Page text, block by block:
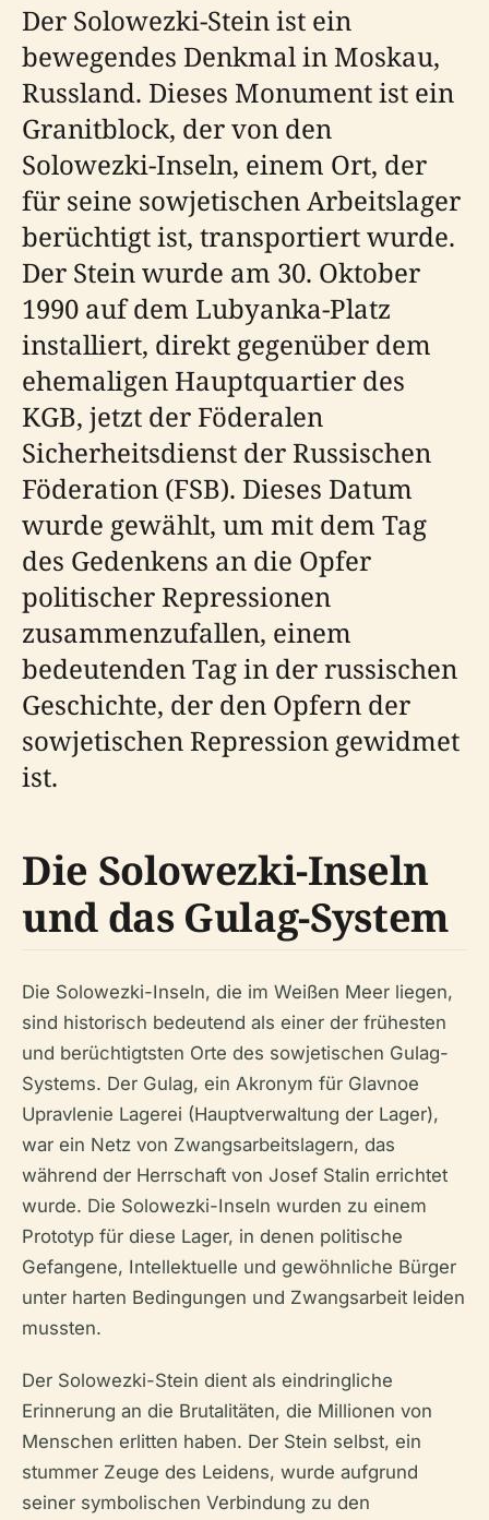
Der Solowezki-Stein ist ein
bewegendes Denkmal in Moskau,
Russland. Dieses Monument ist ein
Granitblock, der von den
Solowezki-Inseln, einem Ort, der
für seine sowjetischen Arbeitslager
berüchtigt ist, transportiert wurde.
Der Stein wurde am 30. Oktober
1990 auf dem Lubyanka-Platz
installiert, direkt gegenüber dem
ehemaligen Hauptquartier des
KGB, jetzt der Föderalen
Sicherheitsdienst der Russischen
Föderation (FSB). Dieses Datum
wurde gewählt, um mit dem Tag
des Gedenkens an die Opfer
politischer Repressionen
zusammenzufallen, einem
bedeutenden Tag in der russischen
Geschichte, der den Opfern der
sowjetischen Repression gewidmet
ist.
Die Solowezki-Inseln
und das Gulag-System
Die Solowezki-Inseln, die im Weißen Meer liegen,
sind historisch bedeutend als einer der frühesten
und berüchtigtsten Orte des sowjetischen Gulag-
Systems. Der Gulag, ein Akronym für Glavnoe
Upravlenie Lagerei (Hauptverwaltung der Lager),
war ein Netz von Zwangsarbeitslagern, das
während der Herrschaft von Josef Stalin errichtet
wurde. Die Solowezki-Inseln wurden zu einem
Prototyp für diese Lager, in denen politische
Gefangene, Intellektuelle und gewöhnliche Bürger
unter harten Bedingungen und Zwangsarbeit leiden
mussten.
Der Solowezki-Stein dient als eindringliche
Erinnerung an die Brutalitäten, die Millionen von
Menschen erlitten haben. Der Stein selbst, ein
stummer Zeuge des Leidens, wurde aufgrund
seiner symbolischen Verbindung zu den